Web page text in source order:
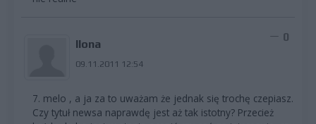
Ilona
09.11.2011 12:54
0
7. melo , a ja za to uważam że jednak się trochę czepiasz.
Czy tytuł newsa naprawdę jest aż tak istotny? Przecież